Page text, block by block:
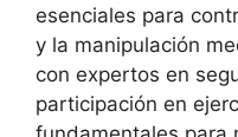
esenciales para
y la manipulación
con expertos en
participación en